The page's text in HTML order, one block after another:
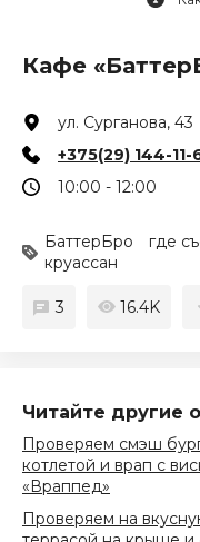
Кафе
ул. Сурганова, 43
+375(29) 144-11-
10:00 - 12:00
БаттерБро где
круассан
3 16.4K
Читайте другие
Проверяем смэш
котлетой и врап с
«Враппед»
Проверяем на